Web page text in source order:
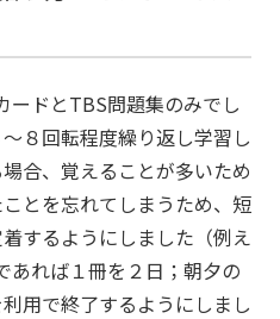
ードとTBS問題集のみでし
８回転程度繰り返し学習し
合、覚えることが多いため
とを忘れてしまうため、短
するようにしました（例え
あれば１冊を２日；朝夕の
用で終了するようにしまし